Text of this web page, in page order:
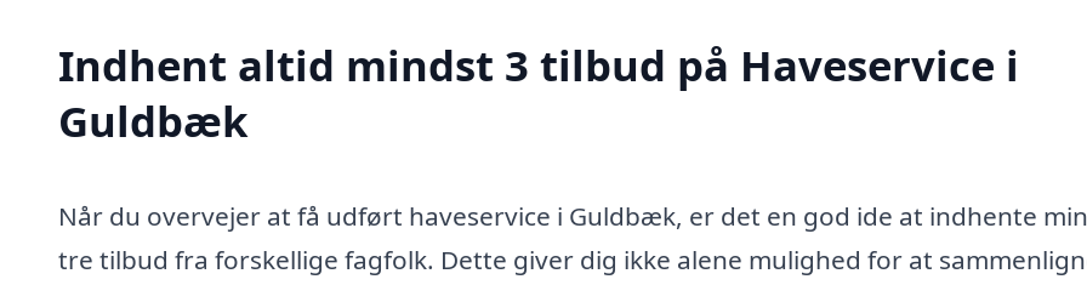
Indhent altid mindst 3 tilbud på Haveservice i
Guldbæk
Når du overvejer at få udført haveservice i Guldbæk, er det en god ide at indhente
tre tilbud fra forskellige fagfolk. Dette giver dig ikke alene mulighed for at